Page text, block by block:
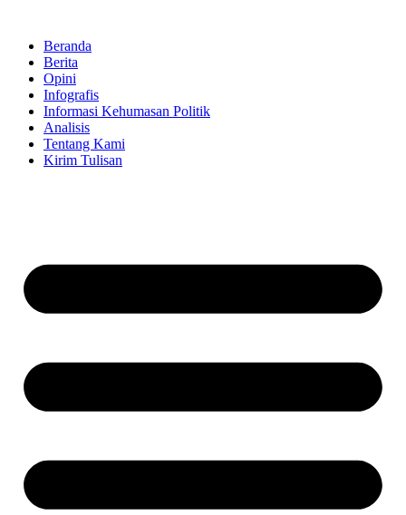
contentBeranda
Berita
Opini
Infografis
Informasi Kehumasan Politik
Analisis
Tentang Kami
Kirim Tulisan